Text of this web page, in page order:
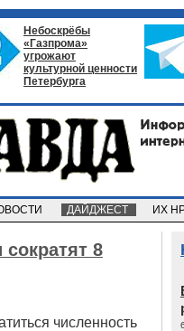
Небоскрёбы
«Газпрома»
угрожают
культурной ценности
Петербурга
ДАЙДЖЕСТ ИХ
8
численность